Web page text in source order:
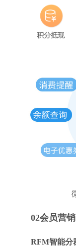
02会员营销
RFM智能分